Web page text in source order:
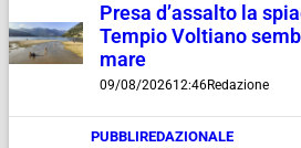
Presa d’assalto la
Tempio Voltiano
mare
09/08/202612:46Redazione
PUBBLIREDAZIONALE